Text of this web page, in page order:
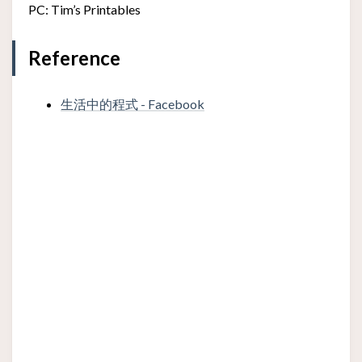
PC: Tim’s Printables
Reference
生活中的程式 - Facebook